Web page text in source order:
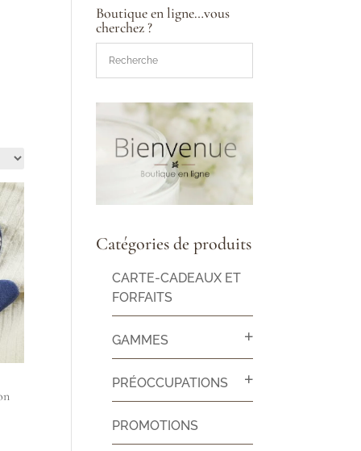
Boutique en ligne…vous
cherchez ?
Catégories de produits
CARTE-CADEAUX ET
FORFAITS
GAMMES
PRÉOCCUPATIONS
PROMOTIONS